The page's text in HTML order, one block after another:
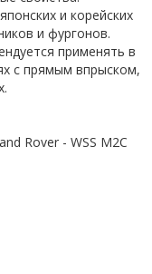
и корейских
и фургонов.
применять в
с прямым впрыском,
Rover - WSS M2C